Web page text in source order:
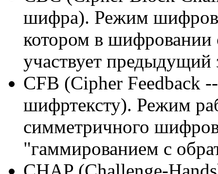
шифра). Режим
котором в шифровании
участвует
CFB (Cipher Feedback
шифртексту). Режим
симметричного
"гаммированием с